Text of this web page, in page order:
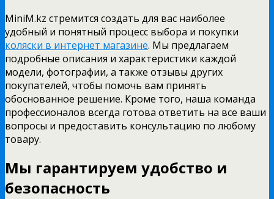
MiniM.kz стремится создать для вас наиболее
удобный и понятный процесс выбора и покупки
коляски в интернет магазине. Мы предлагаем
подробные описания и характеристики каждой
модели, фотографии, а также отзывы других
покупателей, чтобы помочь вам принять
обоснованное решение. Кроме того, наша команда
профессионалов всегда готова ответить на все ваши
вопросы и предоставить консультацию по любому
товару.
Мы гарантируем удобство и
безопасность